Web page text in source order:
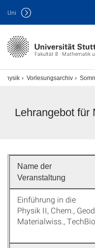
Fakultät 8 · Mathematik
Uni
Physik Vorlesungsarchiv
Lehrangebot für
Name der
Veranstaltung
Einführung in die
Physik II, Chem.,
Materialwiss., TechBio.